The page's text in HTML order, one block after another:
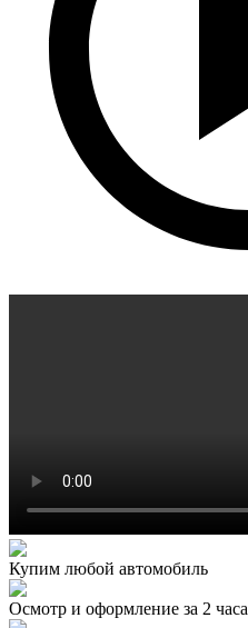
Купим любой автомобиль
Осмотр и оформление за 2 часа